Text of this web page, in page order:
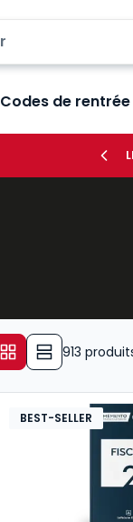
Codes de rentrée
913
BEST-SELLER